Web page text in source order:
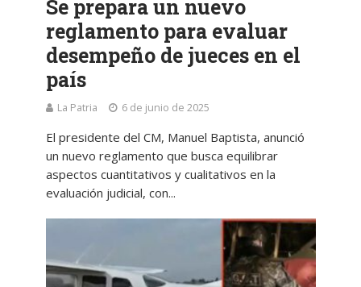
Se prepara un nuevo
reglamento para evaluar
desempeño de jueces en el
país
La Patria 6 de junio de 2025
El presidente del CM, Manuel Baptista, anunció
un nuevo reglamento que busca equilibrar
aspectos cuantitativos y cualitativos en la
evaluación judicial, con...